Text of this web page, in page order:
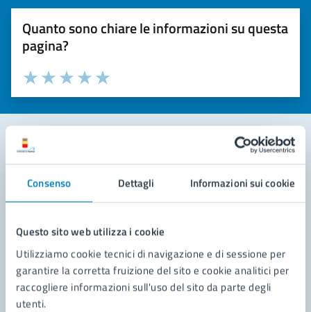
Consenso Dettagli Informazioni sui cookie
Questo sito web utilizza i cookie
Utilizziamo cookie tecnici di navigazione e di sessione per
garantire la corretta fruizione del sito e cookie analitici per
raccogliere informazioni sull'uso del sito da parte degli
utenti.
Quanto sono chiare le informazioni su questa
pagina?
Valuta la chiarezza delle informazioni (da 1 a 5 stelle)
Seleziona il numero di stelle per valutare la chiarezza delle
Valuta 5 stelle su 5
Valuta 4 stelle su 5
Valuta 3 stelle su 5
Valuta 2 stelle su 5
Valuta 1 stelle su 5
Leggi le domande frequenti
Richiedi assistenza
Prenota appuntamento
Problemi in città